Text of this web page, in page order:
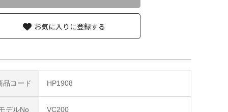
品コード HP1908
デルNo VC200
お気に入りに登録する